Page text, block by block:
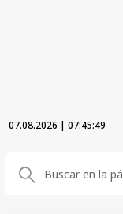
07.08.2026 | 07:45:50